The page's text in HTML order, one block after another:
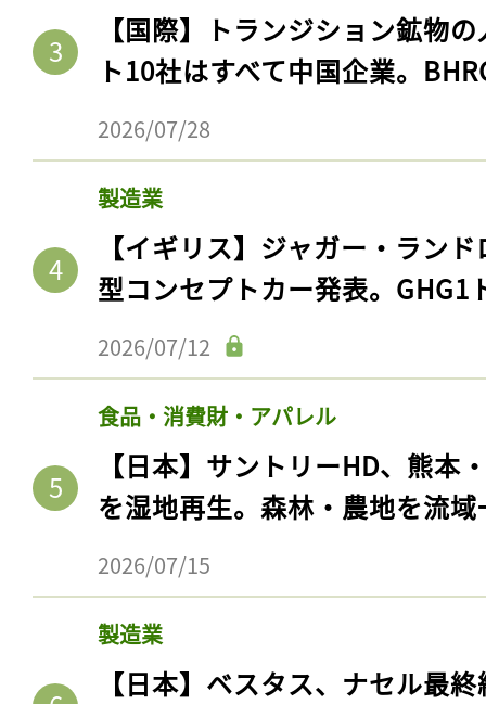
【国際】トランジション鉱物
ト10社はすべて中国企業。
2026/07/28
製造業
【イギリス】ジャガー・ラン
型コンセプトカー発表。GHG1
2026/07/12
食品・消費財・アパレル
【日本】サントリーHD、熊本
を湿地再生。森林・農地を流
2026/07/15
製造業
【日本】ベスタス、ナセル最